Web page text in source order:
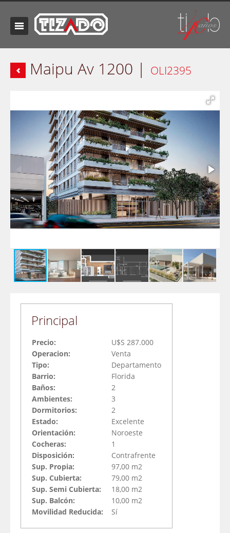
Maipu Av 1200 | OLI2395
Principal
Precio:
U$S 287.000
Operacion:
Venta
Tipo:
Departamento
Barrio:
Florida
Baños:
2
Ambientes:
3
Dormitorios:
2
Estado:
Excelente
Orientación:
Noroeste
Cocheras:
1
Disposición:
Contrafrente
Sup. Propia:
97,00 m2
Sup. Cubierta:
79,00 m2
Sup. Semi Cubierta:
18,00 m2
Sup. Balcón:
10,00 m2
Movilidad Reducida:
Sí